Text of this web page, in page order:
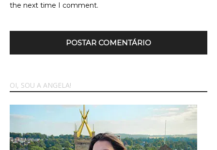
the next time I comment.
OI, SOU A ANGELA!